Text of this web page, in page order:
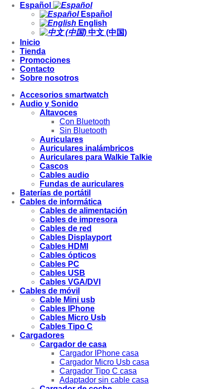
Español
Español
English
中文 (中国)
Inicio
Tienda
Promociones
Contacto
Sobre nosotros
Accesorios smartwatch
Audio y Sonido
Altavoces
Con Bluetooth
Sin Bluetooth
Auriculares
Auriculares inalámbricos
Auriculares para Walkie Talkie
Cascos
Cables audio
Fundas de auriculares
Baterías de portátil
Cables de informática
Cables de alimentación
Cables de impresora
Cables de red
Cables Displayport
Cables HDMI
Cables ópticos
Cables PC
Cables USB
Cables VGA/DVI
Cables de móvil
Cable Mini usb
Cables IPhone
Cables Micro Usb
Cables Tipo C
Cargadores
Cargador de casa
Cargador IPhone casa
Cargador Micro Usb casa
Cargador Tipo C casa
Adaptador sin cable casa